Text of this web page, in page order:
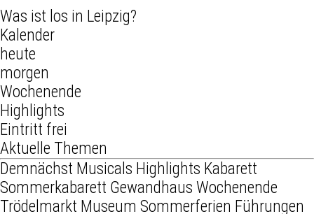
Was ist los in Leipzig?
Kalender
heute
morgen
Wochenende
Highlights
Eintritt frei
Aktuelle Themen
Demnächst Musicals Highlights Kabarett
Sommerkabarett Gewandhaus Wochenende
Trödelmarkt Museum Sommerferien Führungen